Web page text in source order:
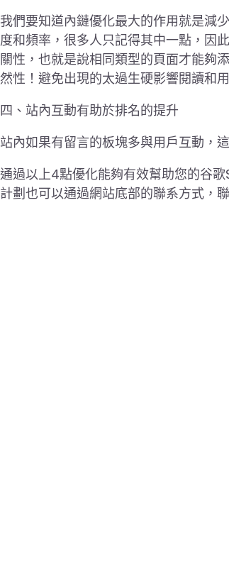
我們要知道內鏈優化最大的作用就是減
度和頻率，很多人只記得其中一點，因
關性，也就是說相同類型的頁面才能夠
然性！避免出現的太過生硬影響閱讀和
四、站內互動有助於排名的提升
站內如果有留言的板塊多與用戶互動，
通過以上4點優化能夠有效幫助您的谷
計劃也可以通過網站底部的聯系方式，